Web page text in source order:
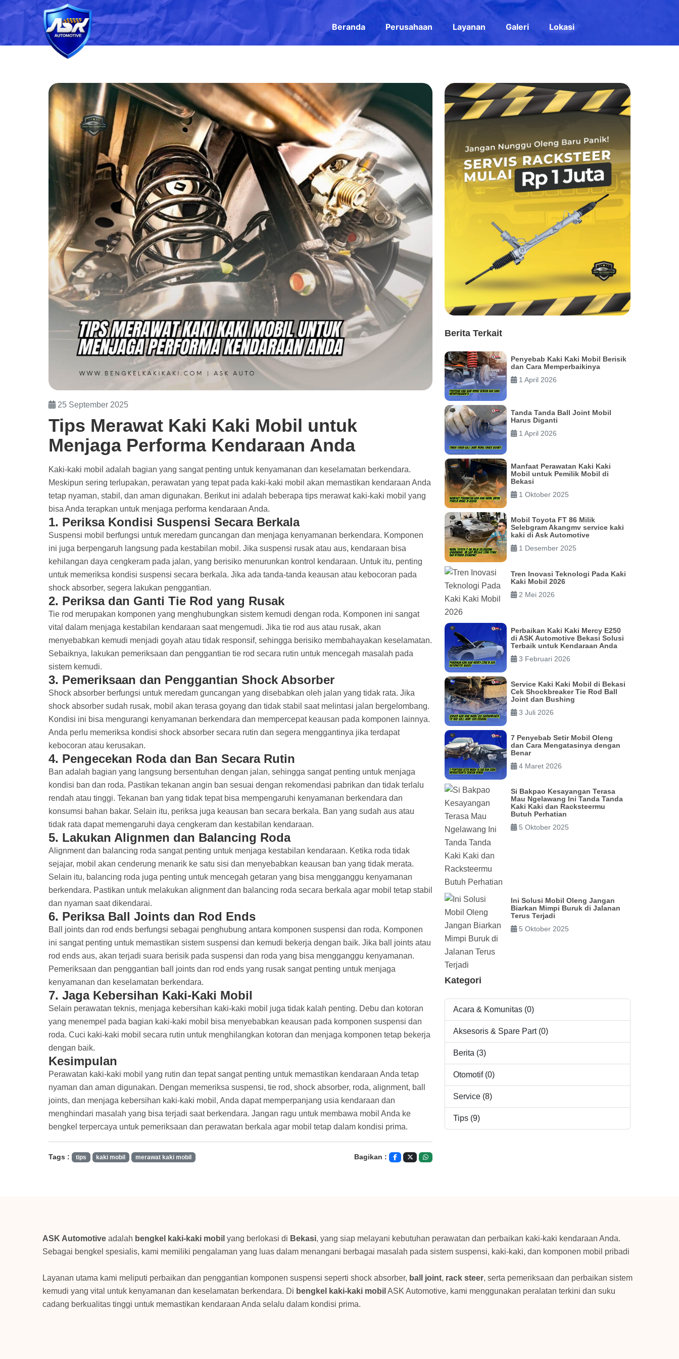
Beranda Perusahaan Layanan Galeri Lokasi
25 September 2025
Tips Merawat Kaki Kaki Mobil untuk
Menjaga Performa Kendaraan Anda
Kaki-kaki mobil adalah bagian yang sangat penting untuk kenyamanan dan keselamatan berkendara.
Meskipun sering terlupakan, perawatan yang tepat pada kaki-kaki mobil akan memastikan kendaraan Anda
tetap nyaman, stabil, dan aman digunakan. Berikut ini adalah beberapa tips merawat kaki-kaki mobil yang
bisa Anda terapkan untuk menjaga performa kendaraan Anda.
1. Periksa Kondisi Suspensi Secara Berkala
Suspensi mobil berfungsi untuk meredam guncangan dan menjaga kenyamanan berkendara. Komponen
ini juga berpengaruh langsung pada kestabilan mobil. Jika suspensi rusak atau aus, kendaraan bisa
kehilangan daya cengkeram pada jalan, yang berisiko menurunkan kontrol kendaraan. Untuk itu, penting
untuk memeriksa kondisi suspensi secara berkala. Jika ada tanda-tanda keausan atau kebocoran pada
shock absorber, segera lakukan penggantian.
2. Periksa dan Ganti Tie Rod yang Rusak
Tie rod merupakan komponen yang menghubungkan sistem kemudi dengan roda. Komponen ini sangat
vital dalam menjaga kestabilan kendaraan saat mengemudi. Jika tie rod aus atau rusak, akan
menyebabkan kemudi menjadi goyah atau tidak responsif, sehingga berisiko membahayakan keselamatan.
Sebaiknya, lakukan pemeriksaan dan penggantian tie rod secara rutin untuk mencegah masalah pada
sistem kemudi.
3. Pemeriksaan dan Penggantian Shock Absorber
Shock absorber berfungsi untuk meredam guncangan yang disebabkan oleh jalan yang tidak rata. Jika
shock absorber sudah rusak, mobil akan terasa goyang dan tidak stabil saat melintasi jalan bergelombang.
Kondisi ini bisa mengurangi kenyamanan berkendara dan mempercepat keausan pada komponen lainnya.
Anda perlu memeriksa kondisi shock absorber secara rutin dan segera menggantinya jika terdapat
kebocoran atau kerusakan.
4. Pengecekan Roda dan Ban Secara Rutin
Ban adalah bagian yang langsung bersentuhan dengan jalan, sehingga sangat penting untuk menjaga
kondisi ban dan roda. Pastikan tekanan angin ban sesuai dengan rekomendasi pabrikan dan tidak terlalu
rendah atau tinggi. Tekanan ban yang tidak tepat bisa mempengaruhi kenyamanan berkendara dan
konsumsi bahan bakar. Selain itu, periksa juga keausan ban secara berkala. Ban yang sudah aus atau
tidak rata dapat memengaruhi daya cengkeram dan kestabilan kendaraan.
5. Lakukan Alignmen dan Balancing Roda
Alignment dan balancing roda sangat penting untuk menjaga kestabilan kendaraan. Ketika roda tidak
sejajar, mobil akan cenderung menarik ke satu sisi dan menyebabkan keausan ban yang tidak merata.
Selain itu, balancing roda juga penting untuk mencegah getaran yang bisa mengganggu kenyamanan
berkendara. Pastikan untuk melakukan alignment dan balancing roda secara berkala agar mobil tetap stabil
dan nyaman saat dikendarai.
6. Periksa Ball Joints dan Rod Ends
Ball joints dan rod ends berfungsi sebagai penghubung antara komponen suspensi dan roda. Komponen
ini sangat penting untuk memastikan sistem suspensi dan kemudi bekerja dengan baik. Jika ball joints atau
rod ends aus, akan terjadi suara berisik pada suspensi dan roda yang bisa mengganggu kenyamanan.
Pemeriksaan dan penggantian ball joints dan rod ends yang rusak sangat penting untuk menjaga
kenyamanan dan keselamatan berkendara.
7. Jaga Kebersihan Kaki-Kaki Mobil
Selain perawatan teknis, menjaga kebersihan kaki-kaki mobil juga tidak kalah penting. Debu dan kotoran
yang menempel pada bagian kaki-kaki mobil bisa menyebabkan keausan pada komponen suspensi dan
roda. Cuci kaki-kaki mobil secara rutin untuk menghilangkan kotoran dan menjaga komponen tetap bekerja
dengan baik.
Kesimpulan
Perawatan kaki-kaki mobil yang rutin dan tepat sangat penting untuk memastikan kendaraan Anda tetap
nyaman dan aman digunakan. Dengan memeriksa suspensi, tie rod, shock absorber, roda, alignment, ball
joints, dan menjaga kebersihan kaki-kaki mobil, Anda dapat memperpanjang usia kendaraan dan
menghindari masalah yang bisa terjadi saat berkendara. Jangan ragu untuk membawa mobil Anda ke
bengkel terpercaya untuk pemeriksaan dan perawatan berkala agar mobil tetap dalam kondisi prima.
Tags : tips kaki mobil merawat kaki mobil Bagikan :
Berita Terkait
Penyebab Kaki Kaki Mobil Berisik
dan Cara Memperbaikinya
1 April 2026
Tanda Tanda Ball Joint Mobil
Harus Diganti
1 April 2026
Manfaat Perawatan Kaki Kaki
Mobil untuk Pemilik Mobil di
Bekasi
1 Oktober 2025
Mobil Toyota FT 86 Milik
Selebgram Akangmv service kaki
kaki di Ask Automotive
1 Desember 2025
Tren Inovasi Teknologi Pada Kaki
Kaki Mobil 2026
2 Mei 2026
Perbaikan Kaki Kaki Mercy E250
di ASK Automotive Bekasi Solusi
Terbaik untuk Kendaraan Anda
3 Februari 2026
Service Kaki Kaki Mobil di Bekasi
Cek Shockbreaker Tie Rod Ball
Joint dan Bushing
3 Juli 2026
7 Penyebab Setir Mobil Oleng
dan Cara Mengatasinya dengan
Benar
4 Maret 2026
Si Bakpao Kesayangan Terasa
Mau Ngelawang Ini Tanda Tanda
Kaki Kaki dan Racksteermu
Butuh Perhatian
5 Oktober 2025
Ini Solusi Mobil Oleng Jangan
Biarkan Mimpi Buruk di Jalanan
Terus Terjadi
5 Oktober 2025
Kategori
Acara & Komunitas (0)
Aksesoris & Spare Part (0)
Berita (3)
Otomotif (0)
Service (8)
Tips (9)
ASK Automotive adalah bengkel kaki-kaki mobil yang berlokasi di Bekasi, yang siap melayani kebutuhan perawatan dan perbaikan kaki-kaki kendaraan Anda.
Sebagai bengkel spesialis, kami memiliki pengalaman yang luas dalam menangani berbagai masalah pada sistem suspensi, kaki-kaki, dan komponen mobil pribadi
Layanan utama kami meliputi perbaikan dan penggantian komponen suspensi seperti shock absorber, ball joint, rack steer, serta pemeriksaan dan perbaikan sistem
kemudi yang vital untuk kenyamanan dan keselamatan berkendara. Di bengkel kaki-kaki mobil ASK Automotive, kami menggunakan peralatan terkini dan suku
cadang berkualitas tinggi untuk memastikan kendaraan Anda selalu dalam kondisi prima.